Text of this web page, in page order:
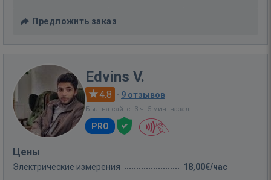
Предложить заказ
Edvins V.
4.8 · 9 отзывов
Был на сайте: 3 ч. 5 мин. назад
PRO
Цены
Электрические измерения 18,00€/час